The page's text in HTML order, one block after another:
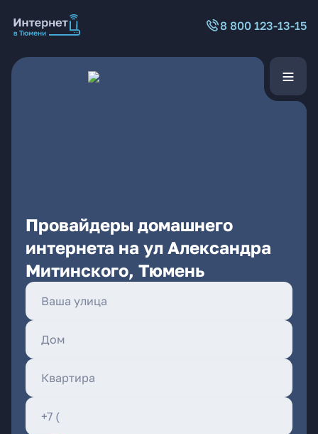
8 800 123-13-15
Провайдеры домашнего
интернета на ул Александра
Митинского, Тюмень